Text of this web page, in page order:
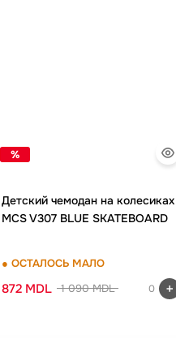
%
Детский чемодан на колесиках
MCS V307 BLUE SKATEBOARD
● ОСТАЛОСЬ МАЛО
872 MDL 1 090 MDL 0